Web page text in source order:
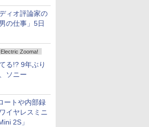
ィオ評論家の
の仕事」5日
Zooma!
る!? 9年ぶり
ソニー
ートや内部録
イヤレスミニ
2S」